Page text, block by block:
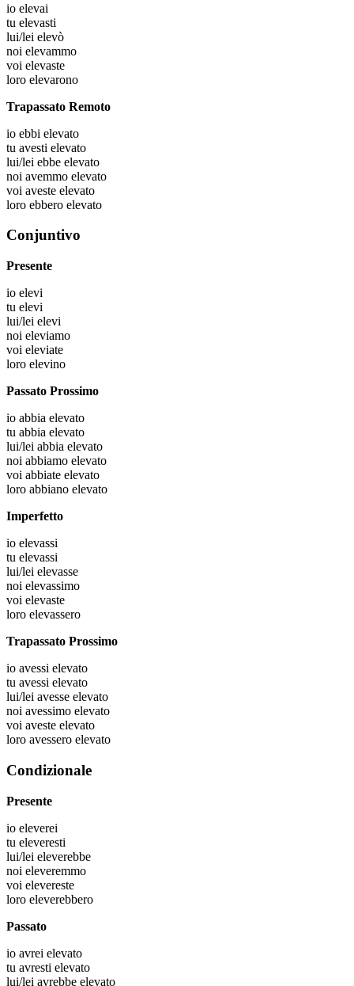
io elevai
tu elevasti
lui/lei elevò
noi elevammo
voi elevaste
loro elevarono
Trapassato Remoto
io ebbi elevato
tu avesti elevato
lui/lei ebbe elevato
noi avemmo elevato
voi aveste elevato
loro ebbero elevato
Conjuntivo
Presente
io elevi
tu elevi
lui/lei elevi
noi eleviamo
voi eleviate
loro elevino
Passato Prossimo
io abbia elevato
tu abbia elevato
lui/lei abbia elevato
noi abbiamo elevato
voi abbiate elevato
loro abbiano elevato
Imperfetto
io elevassi
tu elevassi
lui/lei elevasse
noi elevassimo
voi elevaste
loro elevassero
Trapassato Prossimo
io avessi elevato
tu avessi elevato
lui/lei avesse elevato
noi avessimo elevato
voi aveste elevato
loro avessero elevato
Condizionale
Presente
io eleverei
tu eleveresti
lui/lei eleverebbe
noi eleveremmo
voi elevereste
loro eleverebbero
Passato
io avrei elevato
tu avresti elevato
lui/lei avrebbe elevato